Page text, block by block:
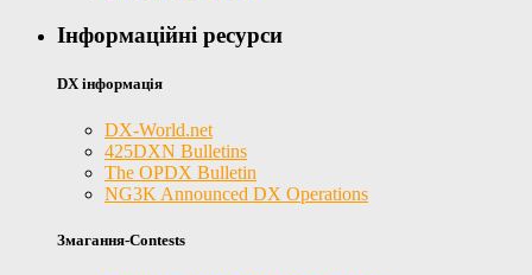
Інформаційні ресурси
DX інформація
DX-World.net
425DXN Bulletins
The OPDX Bulletin
NG3K Announced DX Operations
Змагання-Contests